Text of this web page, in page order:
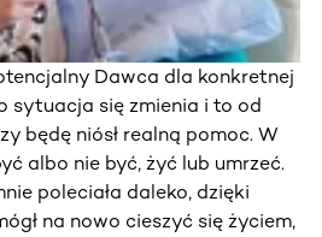
Dawca dla konkretnej
sytuacja się zmienia i to od
będę niósł realną pomoc. W
albo nie być, żyć lub umrzeć.
poleciała daleko, dzięki
na nowo cieszyć się życiem,